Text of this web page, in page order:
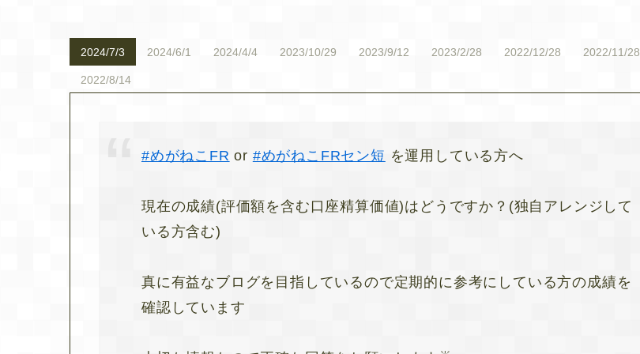
2024/7/3 2024/6/1 2024/4/4 2023/10/29 2023/9/12 2023/2/28 2022/12/28 2022/11/28
2022/8/14
#めがねこFR or #めがねこFRセン短 を運用している方へ
現在の成績(評価額を含む口座精算価値)はどうですか？(独自アレンジして
いる方含む)
真に有益なブログを目指しているので定期的に参考にしている方の成績を
確認しています